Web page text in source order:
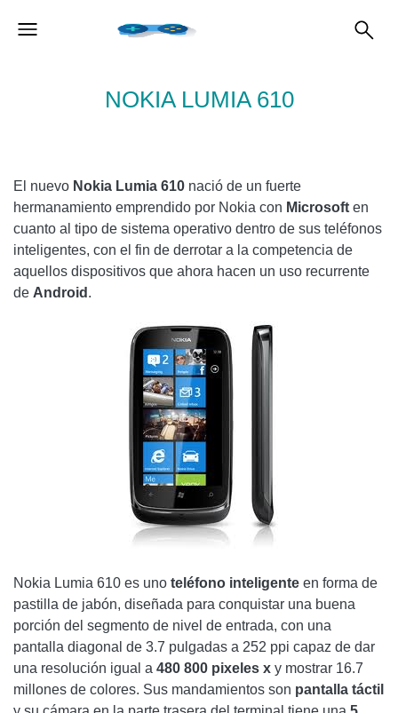
NOKIA LUMIA 610
El nuevo Nokia Lumia 610 nació de un fuerte
hermanamiento emprendido por Nokia con Microsoft en
cuanto al tipo de sistema operativo dentro de sus teléfonos
inteligentes, con el fin de derrotar a la competencia de
aquellos dispositivos que ahora hacen un uso recurrente
de Android .
Nokia Lumia 610 es uno teléfono inteligente en forma de
pastilla de jabón, diseñada para conquistar una buena
porción del segmento de nivel de entrada, con una
pantalla diagonal de 3.7 pulgadas a 252 ppi capaz de dar
una resolución igual a 480 800 pixeles x y mostrar 16.7
millones de colores. Sus mandamientos son pantalla táctil